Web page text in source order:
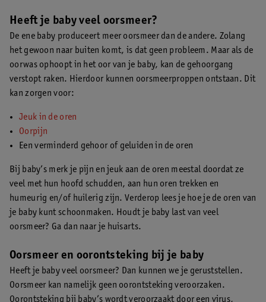
Heeft je baby veel oorsmeer?
De ene baby produceert meer oorsmeer dan de andere. Zolang
het gewoon naar buiten komt, is dat geen probleem. Maar als de
oorwas ophoopt in het oor van je baby, kan de gehoorgang
verstopt raken. Hierdoor kunnen oorsmeerproppen ontstaan. Dit
kan zorgen voor:
Jeuk in de oren
Oorpijn
Een verminderd gehoor of geluiden in de oren
Bij baby’s merk je pijn en jeuk aan de oren meestal doordat ze
veel met hun hoofd schudden, aan hun oren trekken en
humeurig en/of huilerig zijn. Verderop lees je hoe je de oren van
je baby kunt schoonmaken. Houdt je baby last van veel
oorsmeer? Ga dan naar je huisarts.
Oorsmeer en oorontsteking bij je baby
Heeft je baby veel oorsmeer? Dan kunnen we je geruststellen.
Oorsmeer kan namelijk geen oorontsteking veroorzaken.
Oorontsteking bij baby’s wordt veroorzaakt door een virus,